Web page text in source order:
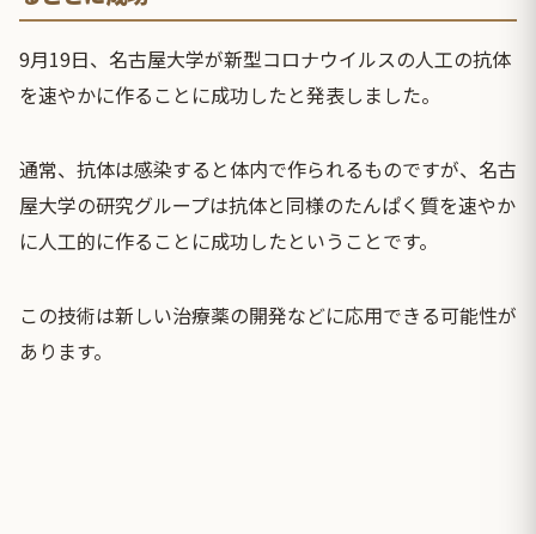
9月19日、名古屋大学が新型コロナウイルスの人工の抗体
を速やかに作ることに成功したと発表しました。
通常、抗体は感染すると体内で作られるものですが、名古
屋大学の研究グループは抗体と同様のたんぱく質を速やか
に人工的に作ることに成功したということです。
この技術は新しい治療薬の開発などに応用できる可能性が
あります。